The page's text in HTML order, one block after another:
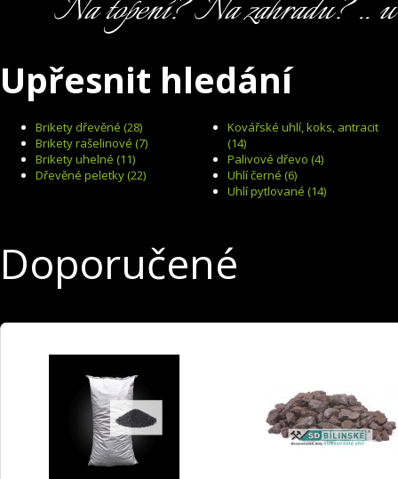
Na topení? Na zahradu? .. u
Upřesnit hledání
Brikety dřevěné (28)
Brikety rašelinové (7)
Brikety uhelné (11)
Dřevěné peletky (22)
Kovářské uhlí, koks, antracit
(14)
Palivové dřevo (4)
Uhlí černé (6)
Uhlí pytlované (14)
Doporučené